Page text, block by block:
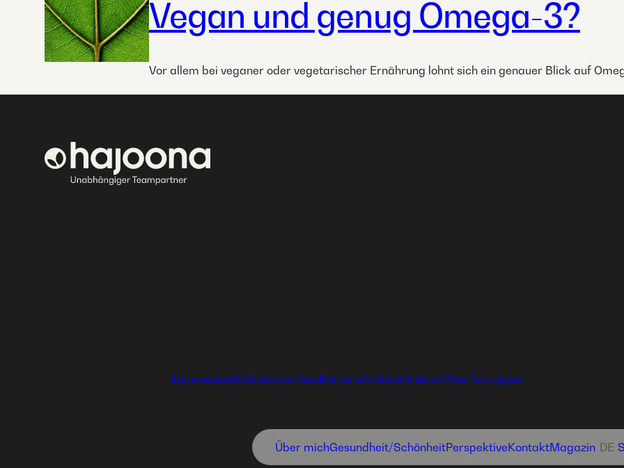
Über michGesundheit­/SchönheitPerspektiveKontaktMagazin DE
Vegan und genug Omega-3?
Vor allem bei veganer oder vegetarischer Ernährung lohnt sich ein genauer Blick auf
ImpressumAGBDatenschutzBarrierefreiheitWiderrufHier kündigen